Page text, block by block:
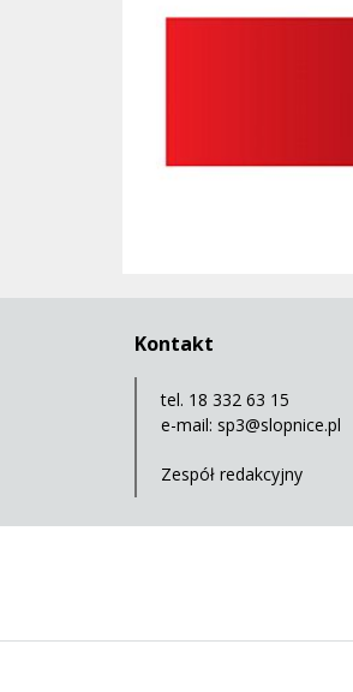
Kontakt
tel. 18 332 63 15
e-mail: sp3@slopnice.pl
Zespół redakcyjny